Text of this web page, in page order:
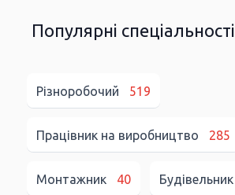
Популярні спеціальності
Різноробочий 519
Працівник на виробництво 285
Монтажник 40 Будівельник